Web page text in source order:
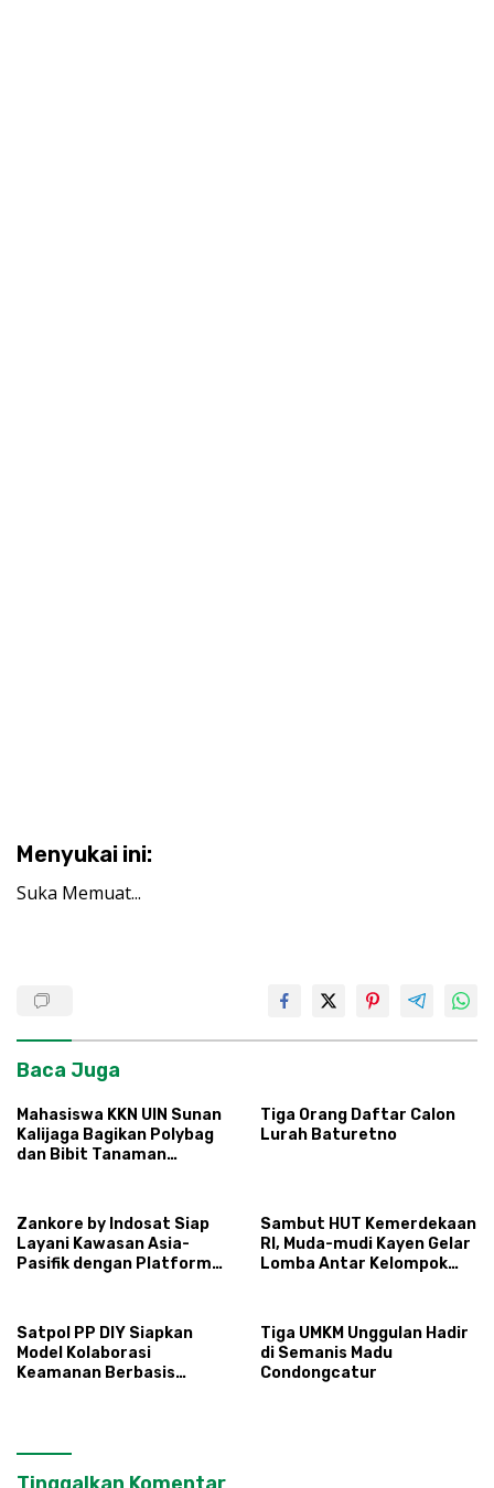
Menyukai ini:
Suka Memuat...
Baca Juga
Mahasiswa KKN UIN Sunan
Kalijaga Bagikan Polybag
dan Bibit Tanaman
Tiga Orang Daftar Calon
Lurah Baturetno
Zankore by Indosat Siap
Layani Kawasan Asia-
Pasifik dengan Platform
Sambut HUT Kemerdekaan
RI, Muda-mudi Kayen Gelar
Lomba Antar Kelompok
Satpol PP DIY Siapkan
Model Kolaborasi
Keamanan Berbasis
Tiga UMKM Unggulan Hadir
di Semanis Madu
Condongcatur